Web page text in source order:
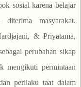
sosial karena belajar
masyarakat.
& Priyatama,
perubahan sikap
mengikuti permintaan
perilaku taat dalam